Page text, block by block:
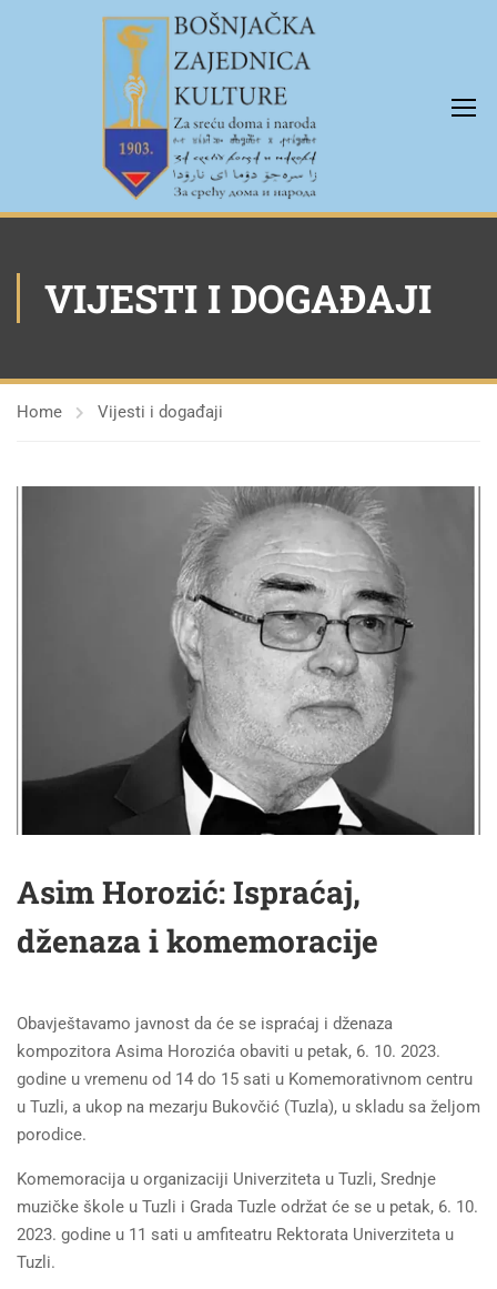
VIJESTI I DOGAĐAJI
Home Vijesti i događaji
Asim Horozić: Ispraćaj,
dženaza i komemoracije
Obavještavamo javnost da će se ispraćaj i dženaza
kompozitora Asima Horozića obaviti u petak, 6. 10. 2023.
godine u vremenu od 14 do 15 sati u Komemorativnom centru
u Tuzli, a ukop na mezarju Bukovčić (Tuzla), u skladu sa željom
porodice.
Komemoracija u organizaciji Univerziteta u Tuzli, Srednje
muzičke škole u Tuzli i Grada Tuzle održat će se u petak, 6. 10.
2023. godine u 11 sati u amfiteatru Rektorata Univerziteta u
Tuzli.